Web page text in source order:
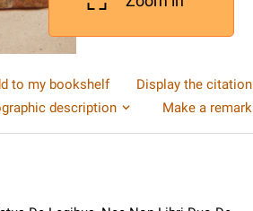
to my bookshelf
Display the citation
description
Make a remark